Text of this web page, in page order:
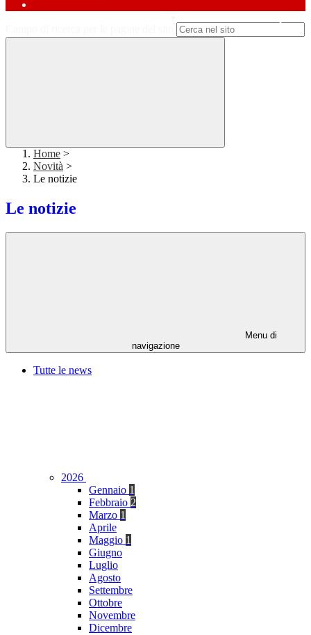
Home >
Novità >
Le notizie
Le notizie
Menu di
navigazione
Tutte le news
2026
Gennaio 1
Febbraio 2
Marzo 1
Aprile
Maggio 1
Giugno
Luglio
Agosto
Settembre
Ottobre
Novembre
Dicembre